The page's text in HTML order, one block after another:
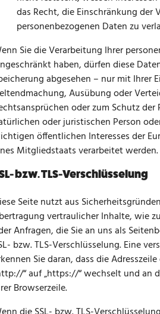
das Recht, die Einschränkung der
personenbezogenen Daten zu
Sie die Verarbeitung Ihrer
haben, dürfen diese
abgesehen – nur mit Ihrer
Ausübung oder
oder zum Schutz der
oder juristischen Person
öffentlichen Interesses der
Mitgliedstaats verarbeitet werden.
bzw. TLS-Verschlüsselung
Seite nutzt aus
vertraulicher Inhalte, wie
Anfragen, die Sie an uns als
bzw. TLS-Verschlüsselung. Eine
Sie daran, dass die
“ auf „https://“ wechselt und an
Browserzeile.